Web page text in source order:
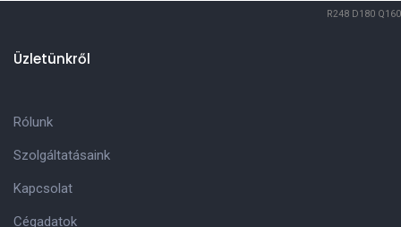
R248 D180 Q160
Üzletünkről
Rólunk
Szolgáltatásaink
Kapcsolat
Cégadatok